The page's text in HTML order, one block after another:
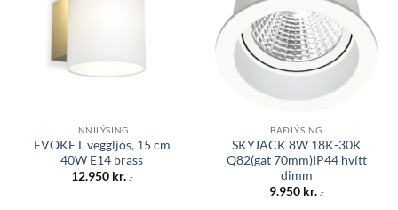
INNILÝSING
EVOKE L veggljós, 15 cm
40W E14 brass
12.950 kr. .-
BAÐLÝSING
SKYJACK 8W 18K-30K
Q82(gat 70mm)IP44 hvítt
dimm
9.950 kr. .-